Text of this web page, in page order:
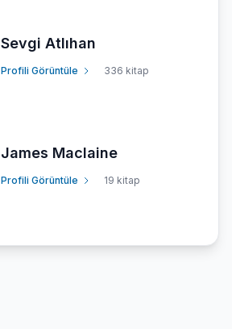
Sevgi Atlıhan
Profili Görüntüle 336 kitap
James Maclaine
Profili Görüntüle 19 kitap